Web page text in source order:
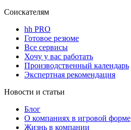
Соискателям
hh PRO
Готовое резюме
Все сервисы
Хочу у вас работать
Производственный календарь
Экспертная рекомендация
Новости и статьи
Блог
О компаниях в игровой форме
Жизнь в компании